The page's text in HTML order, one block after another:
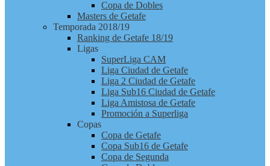
Copa de Dobles
Masters de Getafe
Temporada 2018/19
Ranking de Getafe 18/19
Ligas
SuperLiga CAM
Liga Ciudad de Getafe
Liga 2 Ciudad de Getafe
Liga Sub16 Ciudad de Getafe
Liga Amistosa de Getafe
Promoción a Superliga
Copas
Copa de Getafe
Copa Sub16 de Getafe
Copa de Segunda